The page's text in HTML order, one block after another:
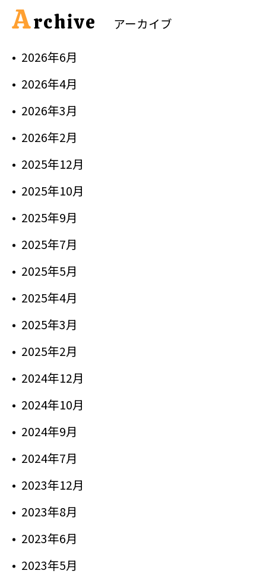
Archive
アーカイブ
2026年6月
2026年4月
2026年3月
2026年2月
2025年12月
2025年10月
2025年9月
2025年7月
2025年5月
2025年4月
2025年3月
2025年2月
2024年12月
2024年10月
2024年9月
2024年7月
2023年12月
2023年8月
2023年6月
2023年5月